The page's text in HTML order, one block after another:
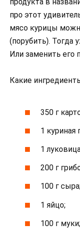
про этот
мясо курицы
(порубить). Тогда
Или заменить его
Какие
350 г
1 куриная
1
200 г
100 г
1 яйцо;
100 г муки;